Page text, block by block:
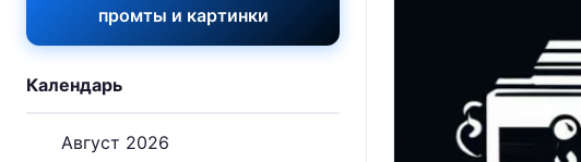
промты и картинки
Календарь
Август 2026